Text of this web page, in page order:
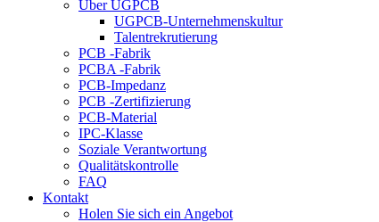
Über UGPCB
UGPCB-Unternehmenskultur
Talentrekrutierung
PCB -Fabrik
PCBA -Fabrik
PCB-Impedanz
PCB -Zertifizierung
PCB-Material
IPC-Klasse
Soziale Verantwortung
Qualitätskontrolle
FAQ
Kontakt
Holen Sie sich ein Angebot